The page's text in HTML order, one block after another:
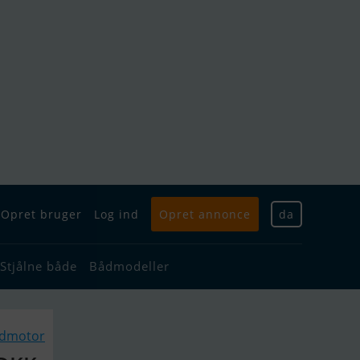
Opret bruger Log ind Opret annonce da
Stjålne både Bådmodeller